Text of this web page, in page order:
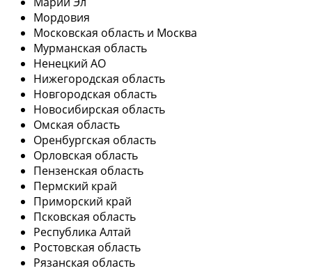
Мордовия
Московская область и Москва
Мурманская область
Ненецкий АО
Нижегородская область
Новгородская область
Новосибирская область
Омская область
Оренбургская область
Орловская область
Пензенская область
Пермский край
Приморский край
Псковская область
Республика Алтай
Ростовская область
Рязанская область